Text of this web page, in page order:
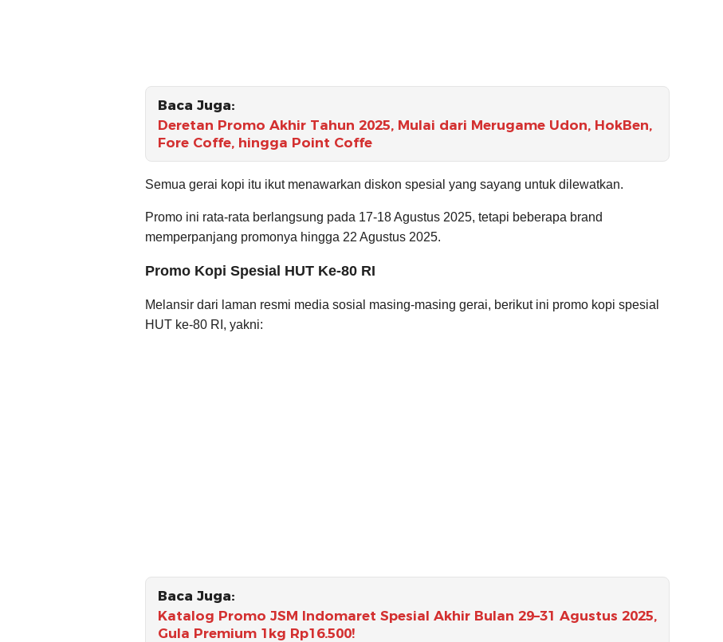
Baca Juga:
Deretan Promo Akhir Tahun 2025, Mulai dari Merugame Udon, HokBen,
Fore Coffe, hingga Point Coffe
Semua gerai kopi itu ikut menawarkan diskon spesial yang sayang untuk dilewatkan.
Promo ini rata-rata berlangsung pada 17-18 Agustus 2025, tetapi beberapa brand
memperpanjang promonya hingga 22 Agustus 2025.
Promo Kopi Spesial HUT Ke-80 RI
Melansir dari laman resmi media sosial masing-masing gerai, berikut ini promo kopi spesial
HUT ke-80 RI, yakni:
Baca Juga:
Katalog Promo JSM Indomaret Spesial Akhir Bulan 29–31 Agustus 2025,
Gula Premium 1kg Rp16.500!